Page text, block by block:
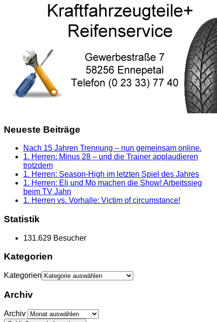
Neueste Beiträge
Nach 15 Jahren Trennung – nun gemeinsam online.
1. Herren: Minus 28 – und die Trainer applaudieren
trotzdem
1. Herren: Season-High im letzten Spiel des Jahres
1. Herren: Eli und Mo machen die Show! Arbeitssieg
beim TV Jahn
1. Herren vs. Vorhalle: Victim of circumstance!
Statistik
131.629 Besucher
Kategorien
Kategorien
Archiv
Archiv